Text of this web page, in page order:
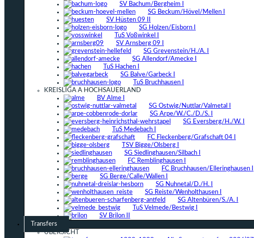
SV Bachum/Bergheim I
SG Beckum/Hövel/Mellen I
SV Hüsten 09 II
SG Holzen/Eisborn I
TuS Voßwinkel I
SV Arnsberg 09 I
SG Grevenstein/H./A. I
SG Allendorf/Amecke I
TuS Hachen I
SG Balve/Garbeck I
TuS Bruchhausen I
KREISLIGA A HOCHSAUERLAND
BV Alme I
SG Ostwig/Nuttlar/Valmetal I
SG Arpe/W./C./D./S. I
SG Eversberg/H./W. I
TuS Medebach I
FC Fleckenberg/Grafschaft 04 I
TSV Bigge/Olsberg I
SG Siedlinghausen/Silbach I
FC Remblinghausen I
FC Bruchhausen/Elleringhausen I
SG Berge/Calle/Wallen I
SG Nuhnetal/D./H. I
SG Reiste/Wenholthausen I
SG Altenbüren/S./A. I
TuS Velmede/Bestwig I
SV Brilon II
Transfers
ÜBERSICHT